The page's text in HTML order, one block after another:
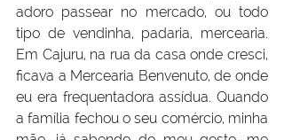
adoro passear no mercado, ou todo
tipo de vendinha, padaria, mercearia.
Em Cajuru, na rua da casa onde cresci,
ficava a Mercearia Benvenuto, de onde
eu era frequentadora assídua. Quando
a família fechou o seu comércio, minha